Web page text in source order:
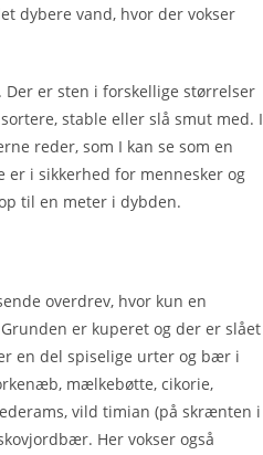
dybere vand, hvor der vokser
er sten i forskellige størrelser
stable eller slå smut med. I
reder, som I kan se som en
er i sikkerhed for mennesker og
til en meter i dybden.
overdrev, hvor kun en
er kuperet og der er slået
en del spiselige urter og bær i
mælkebøtte, cikorie,
vild timian (på skrænten i
Her vokser også